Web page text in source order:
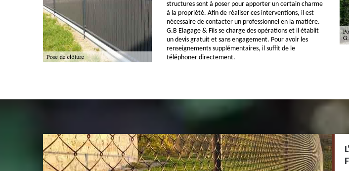
structures sont à poser pour apporter un certain charme
à la propriété. Afin de réaliser ces interventions, il est
nécessaire de contacter un professionnel en la matière.
G.B Elagage & Fils se charge des opérations et il établit
un devis gratuit et sans engagement. Pour avoir les
renseignements supplémentaires, il suffit de le
téléphoner directement.